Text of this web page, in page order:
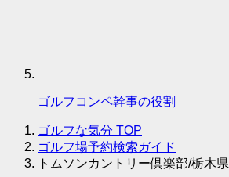
ゴルフコンペ幹事の役割
ゴルフな気分 TOP
ゴルフ場予約検索ガイド
トムソンカントリー倶楽部/栃木県